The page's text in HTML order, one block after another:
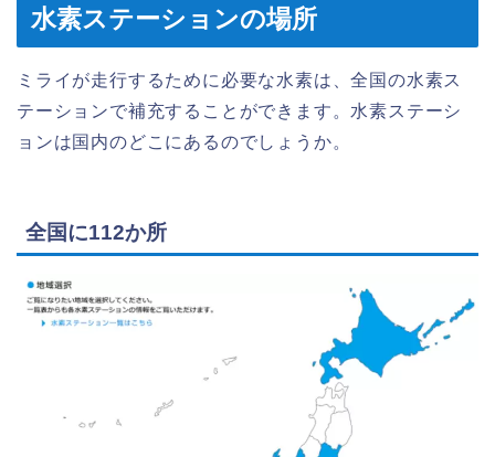
水素ステーションの場所
ミライが走行するために必要な水素は、全国の水素ス
テーションで補充することができます。水素ステーシ
ョンは国内のどこにあるのでしょうか。
全国に112か所